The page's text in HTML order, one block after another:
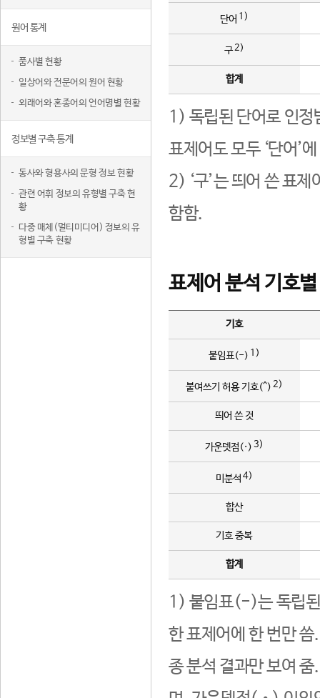
원어 통계
품사별 현황
일상어와 전문어의 원어 현황
외래어와 혼종어의 언어명별 현황
정보별 구축 통계
동사와 형용사의 문형 정보 현황
관련 어휘 정보의 유형별 구축 현
황
다중 매체(멀티미디어) 정보의 유
형별 구축 현황
단어 1)
구2)
합계
1) 독립된 단어로 인정
표제어도 모두 ‘단어’
2) ‘구’는 띄어 쓴 표
함함.
표제어 분석 기호
기호
붙임표(-) 1)
붙여쓰기 허용 기호(^) 2)
띄어 쓴 것
가운뎃점(·) 3)
미분석 4)
합산
기호 중복
합계
1) 붙임표(-)는 독립된
한 표제어에 한 번만
종 분석 결과만 보여